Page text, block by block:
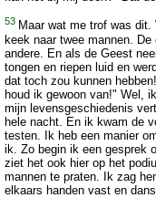
53 Maar wat me trof was
keek naar twee mannen.
andere. En als de Geest
tongen en riepen luid en
dat toch zou kunnen
houd ik gewoon van!" Wel,
mijn levensgeschiedenis
hele nacht. En ik kwam de
testen. Ik heb een manier
ik. Zo begin ik een gesprek
ziet het ook hier op het
mannen te praten. Ik zag
elkaars handen vast en